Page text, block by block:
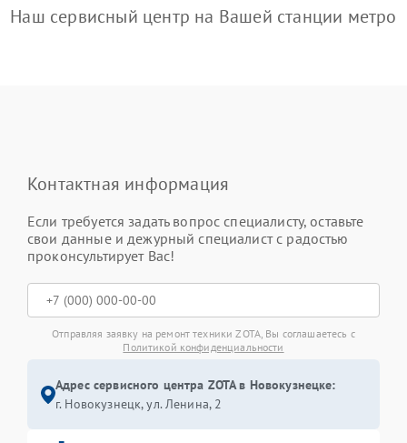
Наш сервисный центр на Вашей станции метро
Контактная информация
Если требуется задать вопрос специалисту, оставьте
свои данные и дежурный специалист с радостью
проконсультирует Вас!
Отправляя заявку на ремонт техники ZOTA, Вы соглашаетесь с
Политикой конфиденциальности
Адрес сервисного центра ZOTA в Новокузнецке:
г. Новокузнецк, ул. Ленина, 2